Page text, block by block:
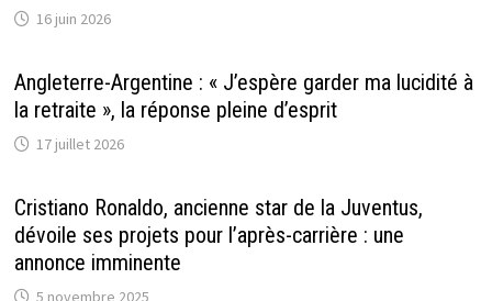
16 juin 2026
Angleterre-Argentine : « J’espère garder ma lucidité à
la retraite », la réponse pleine d’esprit
17 juillet 2026
Cristiano Ronaldo, ancienne star de la Juventus,
dévoile ses projets pour l’après-carrière : une
annonce imminente
5 novembre 2025